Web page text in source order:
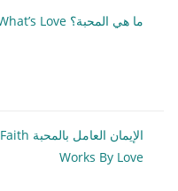
ما هي المحبة؟ What’s Love
الإيمان العامل بالمحبة Faith
Works By Love